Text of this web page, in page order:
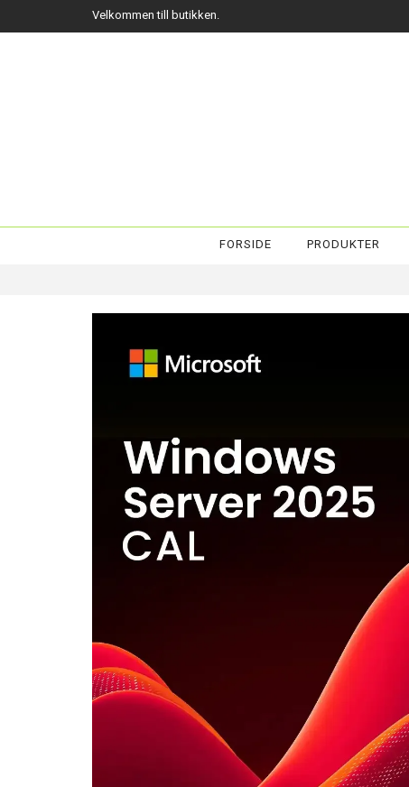
Velkommen till butikken.
FORSIDE PRODUKTER